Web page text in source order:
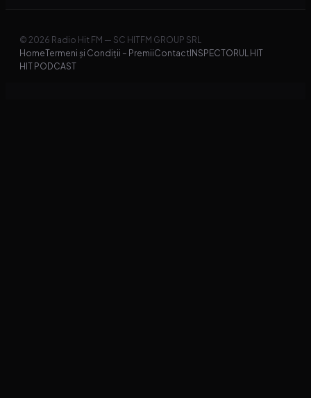
© 2026 Radio Hit FM — SC HITFM GROUP SRL
HomeTermeni și Condiții – PremiiContact INSPECTORUL HIT
HIT PODCAST